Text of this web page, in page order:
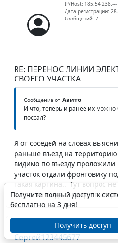
IP/Host: 185.54.238.---
Дата регистрации:
Сообщений: 7
RE: ПЕРЕНОС ЛИНИИ
СВОЕГО УЧАСТКА
Сообщение от Авито
И что, теперь и ранее их можно
поссал?
Я от соседей на словах
раньше въезд на территорию
видимо по въезду проложили
участок отдали фронтовику
такая картина... Тут вопрос
а просто когда он и где
28 февраля 2017 14:43
Сергей123445677
Получите полный доступ к
бесплатно на 3 дня!
Получить доступ